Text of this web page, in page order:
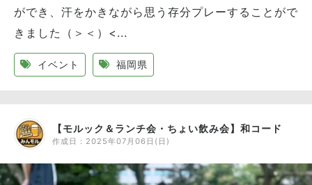
ができ、汗をかきながら思う存分プレーすることがで
きました（＞＜）<...
イベント 福岡県
【モルック＆ランチ会・ちょい飲み会】和コード
作成日： 2025年07月06日(日)